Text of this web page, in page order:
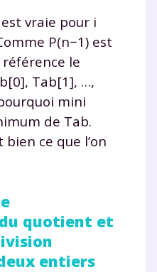
est vraie pour i
P(n−1) est
référence le
, Tab[1], …,
mini
de Tab.
ce que l’on
quotient et
entiers